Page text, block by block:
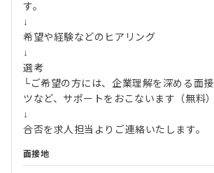
す。
↓
希望や経験などのヒアリング
↓
選考
└ご希望の方には、企業理解を深める面
ツなど、サポートをおこないます（無料）
↓
合否を求人担当よりご連絡いたします。
面接地